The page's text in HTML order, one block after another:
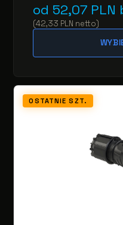
od 52,07 PLN
(42,33 PLN netto)
OSTATNIE SZT.